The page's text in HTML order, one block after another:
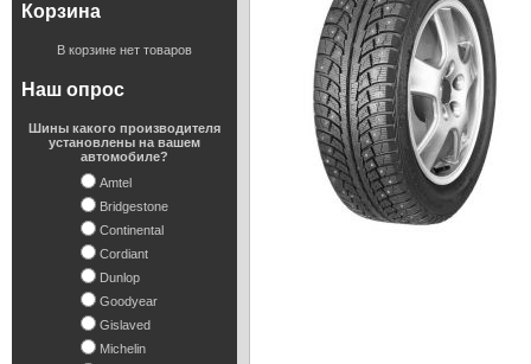
Корзина
В корзине нет товаров
Наш опрос
Шины какого производителя
установлены на вашем
автомобиле?
Amtel
Bridgestone
Continental
Cordiant
Dunlop
Goodyear
Gislaved
Michelin